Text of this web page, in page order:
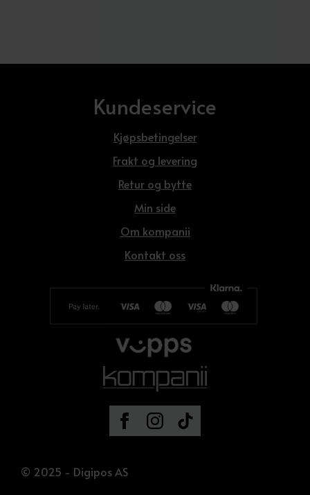
Kundeservice
Kjøpsbetingelser
Frakt og levering
Retur og bytte
Min side
Om kompanii
Kontakt oss
© 2025 - Digipos AS